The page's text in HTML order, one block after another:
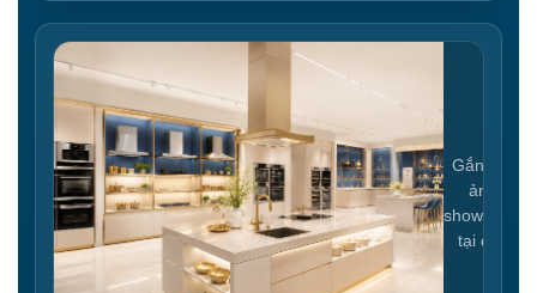
Gắn link
ảnh
showroom
tại đây